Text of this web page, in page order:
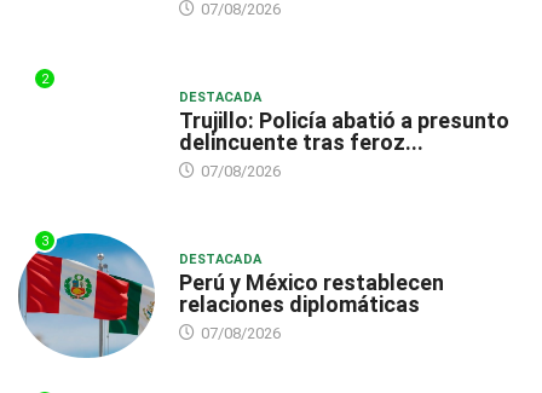
07/08/2026
2
DESTACADA
Trujillo: Policía abatió a presunto
delincuente tras feroz...
07/08/2026
3
DESTACADA
Perú y México restablecen
relaciones diplomáticas
07/08/2026